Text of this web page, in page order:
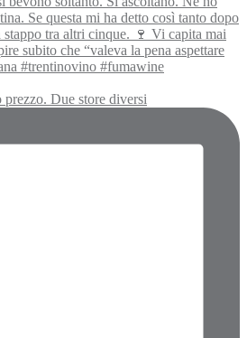
prezzo. Due store diversi